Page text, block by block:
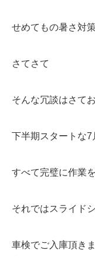
せめてもの暑さ対
さてさて
そんな冗談はさてお
下半期スタートな
すべて完璧に作業
それではスライド
車検でご入庫頂き